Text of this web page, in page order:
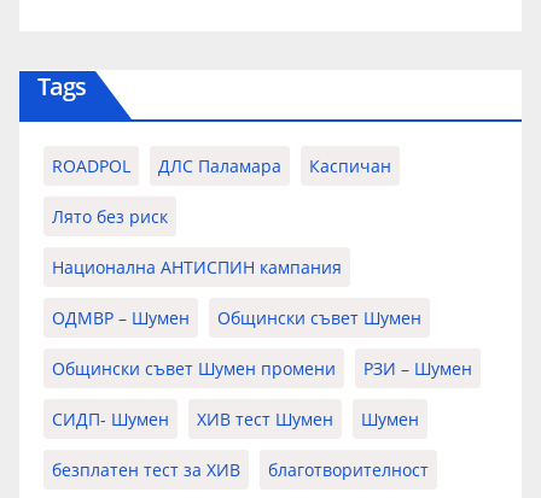
Tags
ROADPOL ДЛС Паламара Каспичан
Лято без риск
Национална АНТИСПИН кампания
ОДМВР – Шумен Общински съвет Шумен
Общински съвет Шумен промени РЗИ – Шумен
СИДП- Шумен ХИВ тест Шумен Шумен
безплатен тест за ХИВ благотворителност